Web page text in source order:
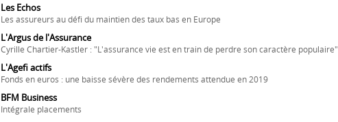
Les Echos
Les assureurs au défi du maintien des taux bas en Europe
L'Argus de l'Assurance
Cyrille Chartier-Kastler : "L'assurance vie est en train de perdre son caractère populaire"
L'Agefi actifs
Fonds en euros : une baisse sévère des rendements attendue en 2019
BFM Business
Intégrale placements